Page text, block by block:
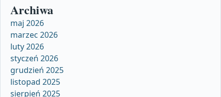
Archiwa
maj 2026
marzec 2026
luty 2026
styczeń 2026
grudzień 2025
listopad 2025
sierpień 2025